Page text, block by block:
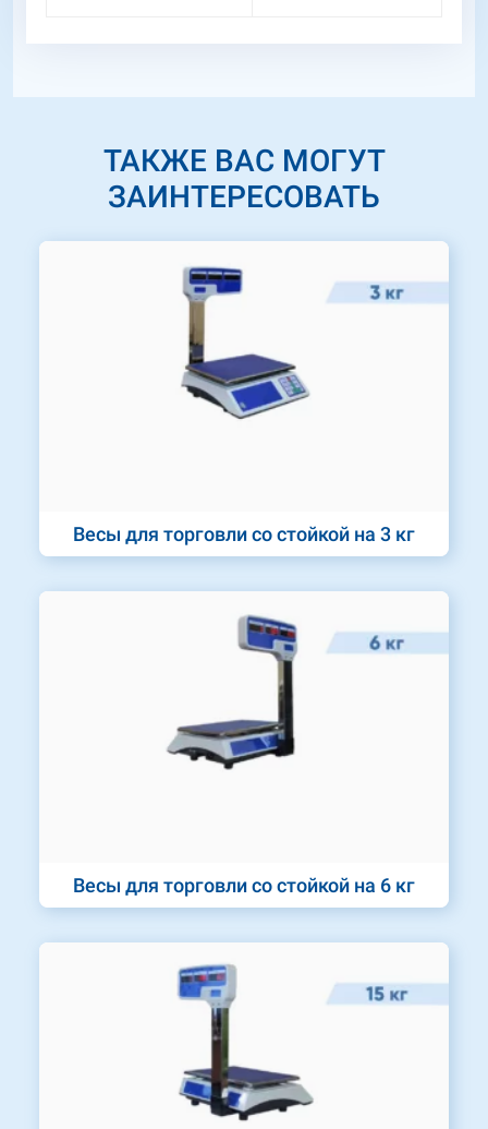
ТАКЖЕ ВАС МОГУТ
ЗАИНТЕРЕСОВАТЬ
Весы для торговли со стойкой на 3 кг
Весы для торговли со стойкой на 6 кг